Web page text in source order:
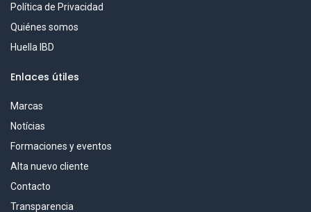
Política de Privacidad
Quiénes somos
Huella IBD
Enlaces útiles
Marcas
Notícias
Formaciones y eventos
Alta nuevo cliente
Contacto
Transparencia